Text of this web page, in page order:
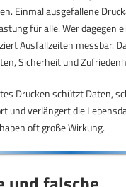
Einmal ausgefallene
für alle. Wer dagegen
Ausfallzeiten messbar.
Sicherheit und
Drucken schützt Daten,
und verlängert die
oft große Wirkung.